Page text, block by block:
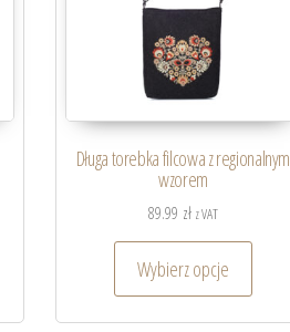
Długa torebka filcowa z regionalnym
wzorem
89.99 zł z VAT
Wybierz opcje